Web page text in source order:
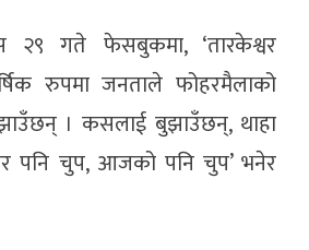
गते फेसबुकमा, ‘तारकेश्वर
रुपमा जनताले फोहरमैलाको
। कसलाई बुझाउँछन्, थाहा
पनि चुप, आजको पनि चुप’ भनेर